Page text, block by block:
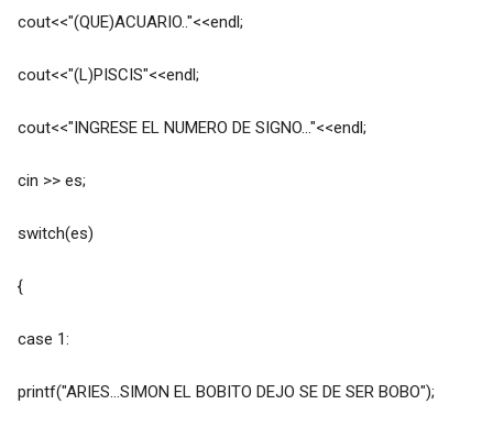
cout<<"(QUE)ACUARIO.."<<endl;
cout<<"(L)PISCIS"<<endl;
cout<<"INGRESE EL NUMERO DE SIGNO..."<<endl;
cin >> es;
switch(es)
{
case 1:
printf("ARIES...SIMON EL BOBITO DEJO SE DE SER BOBO");